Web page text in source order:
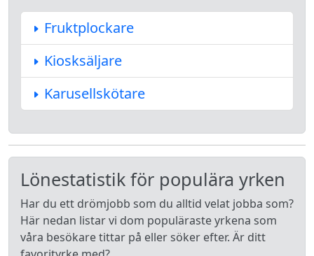
Fruktplockare
Kiosksäljare
Karusellskötare
Lönestatistik för populära yrken
Har du ett drömjobb som du alltid velat jobba som?
Här nedan listar vi dom populäraste yrkena som
våra besökare tittar på eller söker efter. Är ditt